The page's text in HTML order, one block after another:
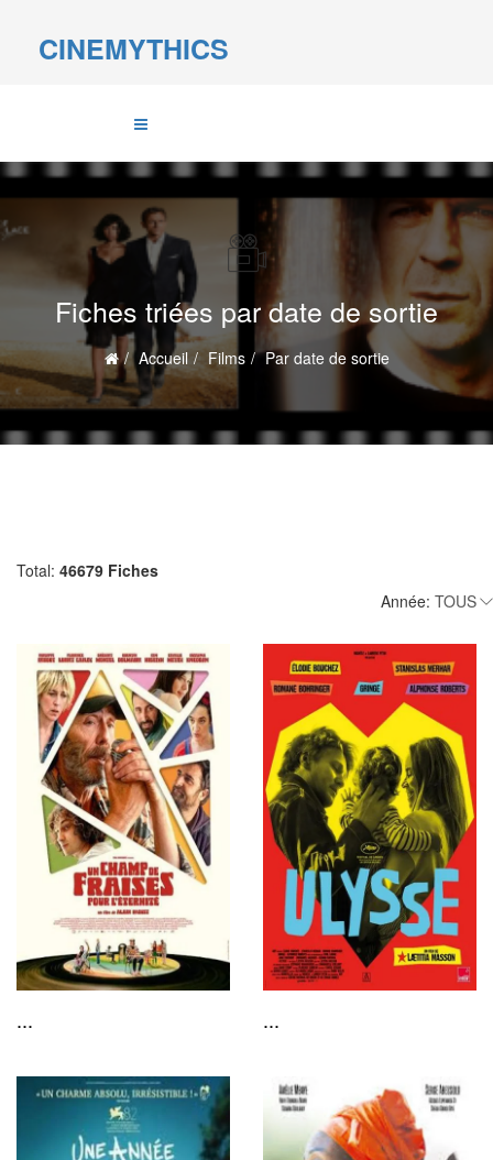
CINEMYTHICS
Fiches triées par date de sortie
Accueil Films Par date de sortie
Total: 46679 Fiches
Année:
... ...